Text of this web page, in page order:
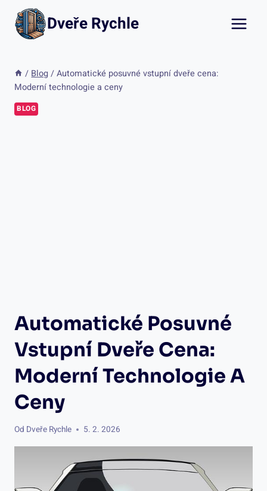
Přeskočit
obsah
Dveře Rychle
/ Blog / Automatické posuvné vstupní dveře cena:
Moderní technologie a ceny
BLOG
Automatické Posuvné
Vstupní Dveře Cena:
Moderní Technologie A
Ceny
Od Dveře Rychle 5. 2. 2026